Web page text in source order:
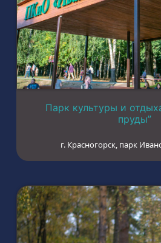
Парк культуры и
пруды”
г. Красногорск, парк